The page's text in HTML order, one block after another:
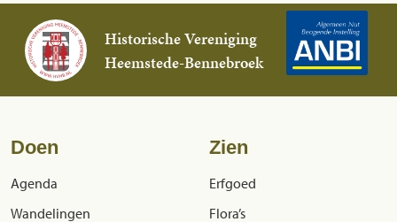
Historische Vereniging
Heemstede-Bennebroek
Doen
Agenda
Wandelingen
Zien
Erfgoed
Flora’s